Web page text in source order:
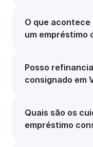
O que
um empréstimo
Posso
consignado em
Quais são os
empréstimo